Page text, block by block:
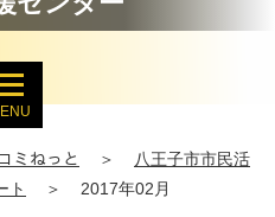
ミねっと ＞
八王子市市民活
ト ＞ 2017年02月